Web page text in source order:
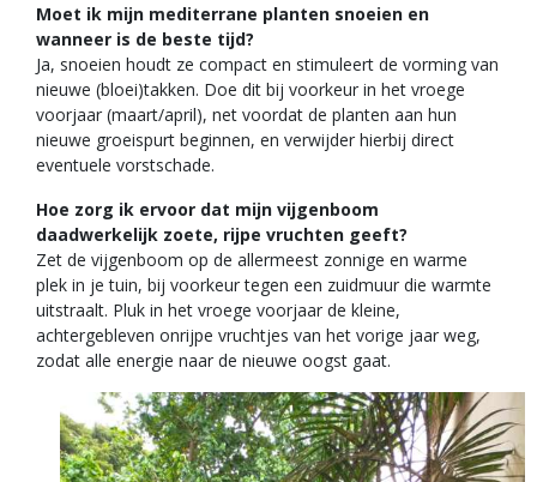
Moet ik mijn mediterrane planten snoeien en
wanneer is de beste tijd?
Ja, snoeien houdt ze compact en stimuleert de vorming van
nieuwe (bloei)takken. Doe dit bij voorkeur in het vroege
voorjaar (maart/april), net voordat de planten aan hun
nieuwe groeispurt beginnen, en verwijder hierbij direct
eventuele vorstschade.
Hoe zorg ik ervoor dat mijn vijgenboom
daadwerkelijk zoete, rijpe vruchten geeft?
Zet de vijgenboom op de allermeest zonnige en warme
plek in je tuin, bij voorkeur tegen een zuidmuur die warmte
uitstraalt. Pluk in het vroege voorjaar de kleine,
achtergebleven onrijpe vruchtjes van het vorige jaar weg,
zodat alle energie naar de nieuwe oogst gaat.